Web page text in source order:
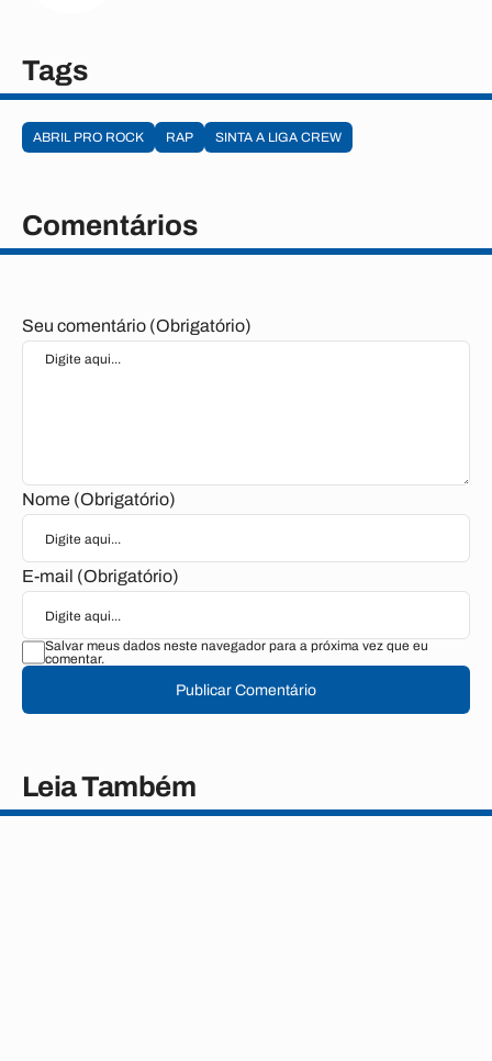
Tags
ABRIL PRO ROCK RAP SINTA A LIGA CREW
Comentários
Seu comentário (Obrigatório)
Nome (Obrigatório)
E-mail (Obrigatório)
Salvar meus dados neste navegador para a próxima vez que eu
comentar.
Publicar Comentário
Leia Também